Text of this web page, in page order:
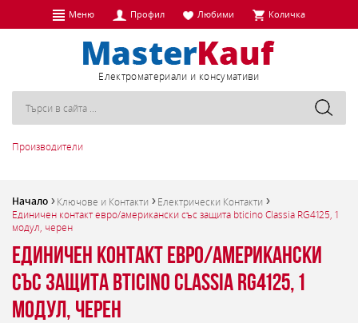
Меню Профил Любими Количка
Eлектроматериали и консумативи
Производители
Начало Ключове и Контакти
Електрически Контакти
Единичен контакт евро/американски със защита bticino Classia RG4125, 1
модул, черен
Единичен контакт евро/американски
със защита bticino Classia RG4125, 1
модул, черен